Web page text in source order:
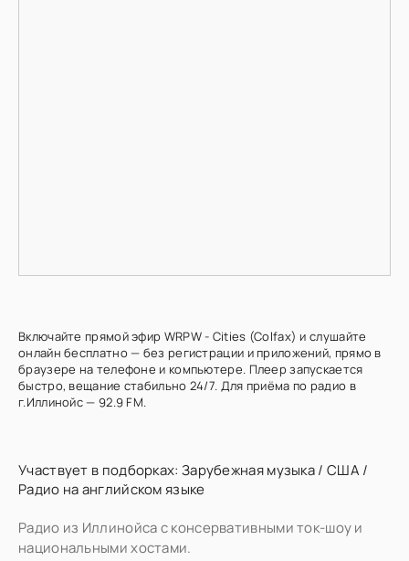
Включайте прямой эфир WRPW - Cities (Colfax) и слушайте
онлайн бесплатно — без регистрации и приложений, прямо в
браузере на телефоне и компьютере. Плеер запускается
быстро, вещание стабильно 24/7. Для приёма по радио в
г.Иллинойс — 92.9 FM.
Участвует в подборках: Зарубежная музыка/ США /
Радио на английском языке
Радио из Иллинойса с консервативными ток-шоу и
национальными хостами.